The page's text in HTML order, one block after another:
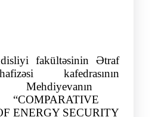
fakültəsinin Ətraf
kafedrasının
Mehdiyevanın
“COMPARATIVE
ENERGY SECURITY